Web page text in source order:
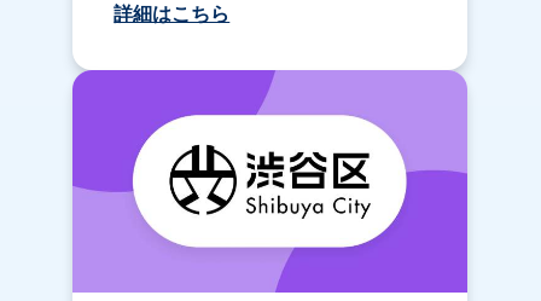
詳細はこちら